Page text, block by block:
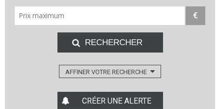
€
AFFINER VOTRE RECHERCHE
CRÉER UNE ALERTE